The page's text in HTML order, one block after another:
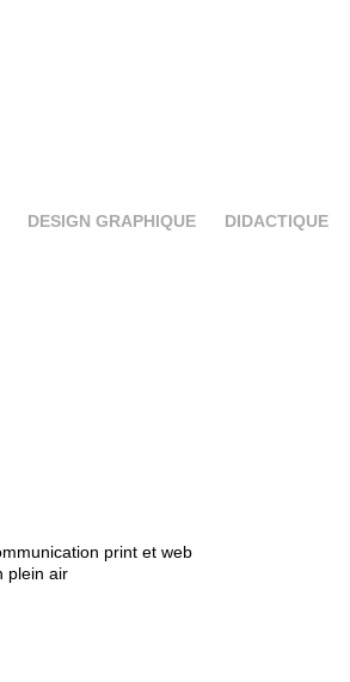
DESIGN GRAPHIQUE DIDACTIQUE
print et web
plein air